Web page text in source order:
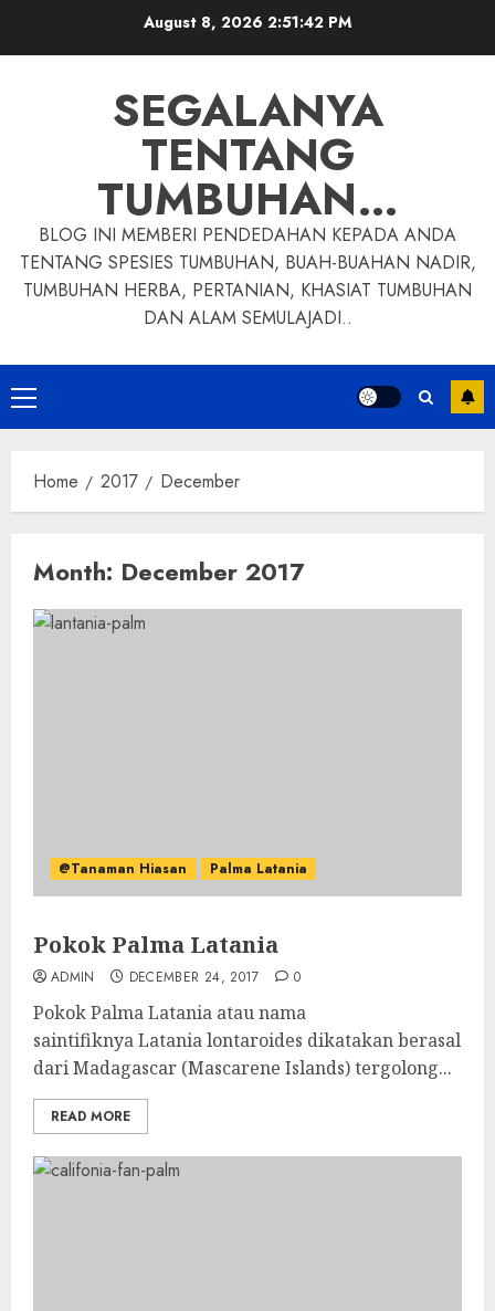
August 8, 2026 2:51:43 PM
SEGALANYA
TENTANG
TUMBUHAN…
BLOG INI MEMBERI PENDEDAHAN KEPADA ANDA
TENTANG SPESIES TUMBUHAN, BUAH-BUAHAN NADIR,
TUMBUHAN HERBA, PERTANIAN, KHASIAT TUMBUHAN
DAN ALAM SEMULAJADI..
Primary
Menu
Home 2017 December
Month: December 2017
@Tanaman Hiasan Palma Latania
Pokok Palma Latania
ADMIN DECEMBER 24, 2017 0
Pokok Palma Latania atau nama
saintifiknya Latania lontaroides dikatakan berasal
dari Madagascar (Mascarene Islands) tergolong...
READ MORE